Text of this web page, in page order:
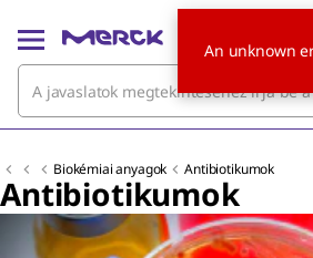
Biokémiai anyagok Antibiotikumok
Antibiotikumok
An unknown